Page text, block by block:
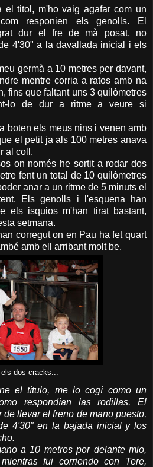
el titol, m'ho vaig agafar com un
responien els genolls. El
dur el fre de mà posat, no
4'30" a la davallada inicial i els
germà a 10 metres per davant,
mentre corria a ratos amb na
fins que faltant uns 3 quilòmetres
lo de dur a ritme a veure si
boten els meus nins i venen amb
el petit ja als 100 metres anava
al coll.
on només he sortit a rodar dos
fent un total de 10 quilòmetres
anar a un ritme de 5 minuts el
Els genolls i l'esquena han
els isquios m'han tirat bastant,
setmana.
corregut on en Pau ha fet quart
amb ell arribant molt be.
dos cracks...
el título, me lo cogí como un
respondían las rodillas. El
llevar el freno de mano puesto,
4'30" en la bajada inicial y los
a 10 metros por delante mio,
fui corriendo con Tere,